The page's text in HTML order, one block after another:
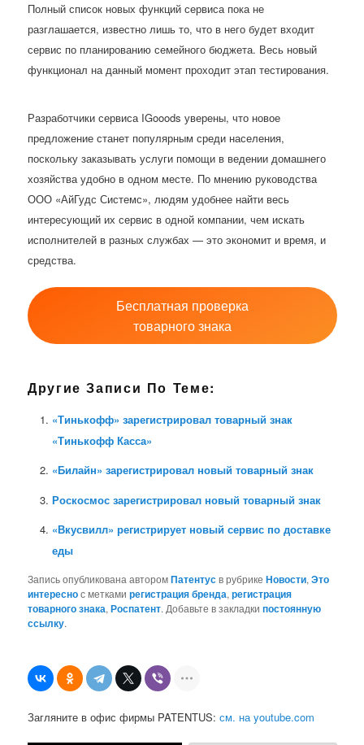
Полный список новых функций сервиса пока не
разглашается, известно лишь то, что в него будет входит
сервис по планированию семейного бюджета. Весь новый
функционал на данный момент проходит этап тестирования.
Разработчики сервиса IGooods уверены, что новое
предложение станет популярным среди населения,
поскольку заказывать услуги помощи в ведении домашнего
хозяйства удобно в одном месте. По мнению руководства
ООО «АйГудс Системс», людям удобнее найти весь
интересующий их сервис в одной компании, чем искать
исполнителей в разных службах — это экономит и время, и
средства.
Бесплатная проверка
товарного знака
Другие Записи По Теме:
«Тинькофф» зарегистрировал товарный знак
«Тинькофф Касса»
«Билайн» зарегистрировал новый товарный знак
Роскосмос зарегистрировал новый товарный знак
«Вкусвилл» регистрирует новый сервис по доставке
еды
Запись опубликована авторомПатентусв рубрикеНовости,Это
интереснос меткамирегистрация бренда,регистрация
товарного знака,Роспатент. Добавьте в закладкипостоянную
ссылку.
Загляните в офис фирмы PATENTUS:см. на youtube.com